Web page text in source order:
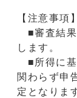
【注意事項】
■審査結果
します。
■所得に基
関わらず申
定となりま